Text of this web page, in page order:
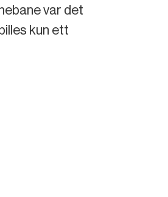
var det
kun ett